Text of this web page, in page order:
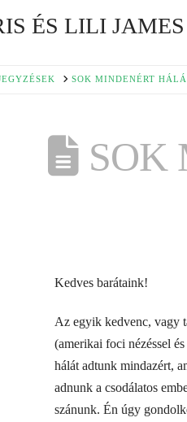
ÉS LILI JAMES
SOK MINDENÉRT
SOK
Kedves barátaink!
Az egyik kedvenc, vagy
(amerikai foci nézéssel
hálát adtunk mindazért,
adnunk a csodálatos
szánunk. Én úgy